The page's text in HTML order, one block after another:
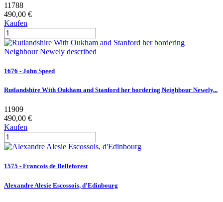
11788
490,00 €
Kaufen
1676 - John Speed
Rutlandshire With Oukham and Stanford her bordering Neighbour Newely...
11909
490,00 €
Kaufen
1575 - Francois de Belleforest
Alexandre Alesie Escossois, d'Edinbourg